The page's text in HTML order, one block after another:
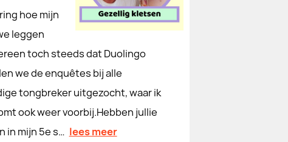
hoe mijn
leggen
toch steeds dat Duolingo
we de enquêtes bij alle
tongbreker uitgezocht, waar ik
ook weer voorbij.Hebben jullie
in mijn 5e s… lees meer